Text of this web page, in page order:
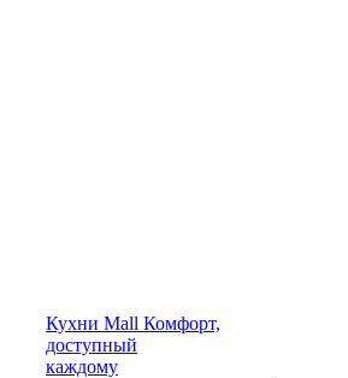
Кухни Mall Комфорт,
доступный
каждому